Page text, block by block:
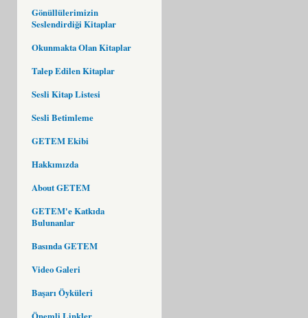
Gönüllülerimizin
Seslendirdiği Kitaplar
Okunmakta Olan Kitaplar
Talep Edilen Kitaplar
Sesli Kitap Listesi
Sesli Betimleme
GETEM Ekibi
Hakkımızda
About GETEM
GETEM'e Katkıda
Bulunanlar
Basında GETEM
Video Galeri
Başarı Öyküleri